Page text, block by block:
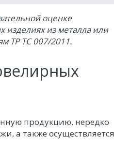
оценке
изделиях из металла или
ТР ТС 007/2011.
продукцию, нередко
а также осуществляется